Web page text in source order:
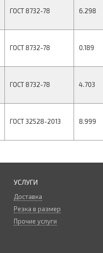
ГОСТ 8732-78 6.298
ГОСТ 8732-78 0.189
ГОСТ 8732-78 4.703
ГОСТ 32528-2013 8.999
УСЛУГИ
Доставка
Резка в размер
Прочие услуги